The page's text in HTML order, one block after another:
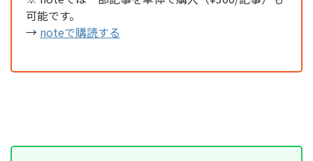
可能です。
→ noteで購読する